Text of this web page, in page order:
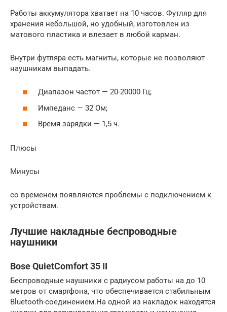
Работы аккумулятора хватает на 10 часов. Футляр для
хранения небольшой, но удобный, изготовлен из
матового пластика и влезает в любой карман.
Внутри футляра есть магниты, которые не позволяют
наушникам выпадать.
Диапазон частот — 20-20000 Гц;
Импеданс — 32 Ом;
Время зарядки — 1,5 ч.
Плюсы
Минусы
со временем появляются проблемы с подключением к
устройствам.
Лучшие накладные беспроводные
наушники
Bose QuietComfort 35 II
Беспроводные наушники с радиусом работы на до 10
метров от смартфона, что обеспечивается стабильным
Bluetooth-соединением.На одной из накладок находятся